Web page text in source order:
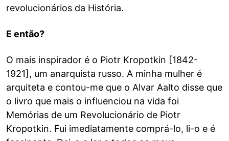
revolucionários da História.
E então?
O mais inspirador é o Piotr Kropotkin [1842-
1921], um anarquista russo. A minha mulher é
arquiteta e contou-me que o Alvar Aalto disse que
o livro que mais o influenciou na vida foi
Memórias de um Revolucionário de Piotr
Kropotkin. Fui imediatamente comprá-lo, li-o e é